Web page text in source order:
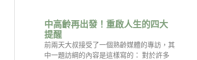
中高齡再出發！重啟人生的四大
提醒
前兩天大叔接受了一個熟齡媒體的專訪，其
中一題訪綱的內容是這樣寫的： 對於許多